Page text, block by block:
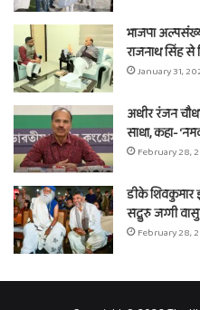
भाजपा
राजनाथ सिंह
January 31,
अधीर रंजन
साधा, कहा-
February 28,
डीके शिवकुमार
सद्गुरु जग्गी
February 28,